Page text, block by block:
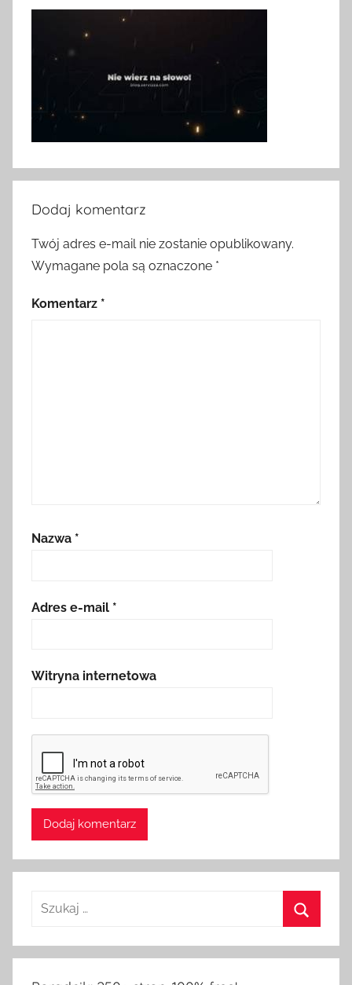
Dodaj komentarz
Twój adres e-mail nie zostanie opublikowany.
Wymagane pola są oznaczone *
Komentarz *
Nazwa *
Adres e-mail *
Witryna internetowa